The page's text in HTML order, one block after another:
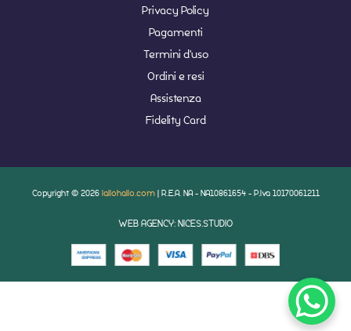
Privacy Policy
Pagamenti
Termini d'uso
Ordini e resi
Assistenza
Fidelity Card
Copyright © 2026 lallohallo.com | R.E.A. NA - NA10861654 - P.Iva 10170061211
WEB AGENCY: NICES.STUDIO